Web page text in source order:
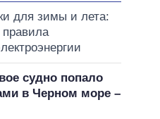
для зимы и лета:
судно попало
в Черном море –